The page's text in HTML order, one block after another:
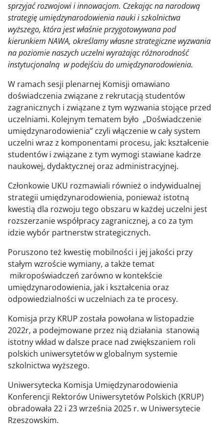
sprzyjać rozwojowi i innowacjom. Czekając na narodową
strategię umiędzynarodowienia nauki i szkolnictwa
wyższego, która jest właśnie przygotowywana pod
kierunkiem NAWA, określamy własne strategiczne wyzwania
na poziomie naszych uczelni wyrażając różnorodność
instytucjonalną w podejściu do umiędzynarodowienia.
W ramach sesji plenarnej Komisji omawiano
doświadczenia związane z rekrutacją studentów
zagranicznych i związane z tym wyzwania stojące przed
uczelniami. Kolejnym tematem było „Doświadczenie
umiędzynarodowienia” czyli włączenie w cały system
uczelni wraz z komponentami procesu, jak: kształcenie
studentów i związane z tym wymogi stawiane kadrze
naukowej, dydaktycznej oraz administracyjnej.
Członkowie UKU rozmawiali również o indywidualnej
strategii umiędzynarodowienia, ponieważ istotną
kwestią dla rozwoju tego obszaru w każdej uczelni jest
rozszerzanie współpracy zagranicznej, a co za tym
idzie wybór partnerstw strategicznych.
Poruszono też kwestię mobilności i jej jakości przy
stałym wzroście wymiany, a także temat
mikropoświadczeń zarówno w kontekście
umiędzynarodowienia, jak i kształcenia oraz
odpowiedzialności w uczelniach za te procesy.
Komisja przy KRUP została powołana w listopadzie
2022r, a podejmowane przez nią działania stanowią
istotny wkład w dalsze prace nad zwiększaniem roli
polskich uniwersytetów w globalnym systemie
szkolnictwa wyższego.
Uniwersytecka Komisja Umiędzynarodowienia
Konferencji Rektorów Uniwersytetów Polskich (KRUP)
obradowała 22 i 23 września 2025 r. w Uniwersytecie
Rzeszowskim.